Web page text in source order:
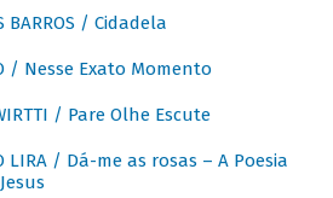
BARROS / Cidadela
/ Nesse Exato Momento
/ Pare Olhe Escute
LIRA / Dá-me as rosas – A Poesia